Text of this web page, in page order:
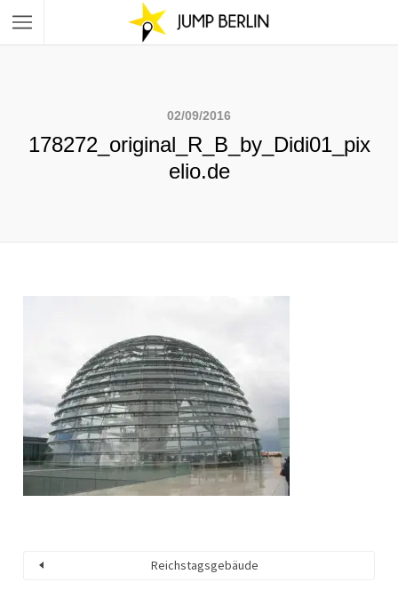
02/09/2016
178272_original_R_B_by_Didi01_pix
elio.de
Reichstagsgebäude